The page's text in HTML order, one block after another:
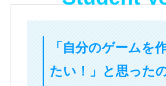
「自分のゲームを
たい！」と思った